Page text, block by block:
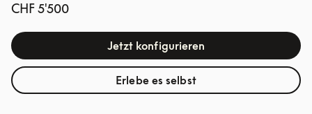
CHF 5'500
Jetzt konfigurieren
Erlebe es selbst